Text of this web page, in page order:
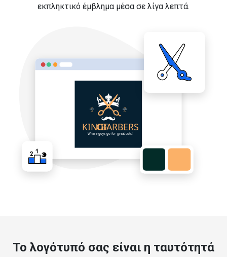
εκπληκτικό έμβλημα μέσα σε λίγα λεπτά.
Το λογότυπό σας είναι η ταυτότητά